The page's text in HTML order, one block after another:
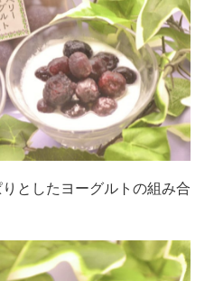
としたヨーグルトの組み合